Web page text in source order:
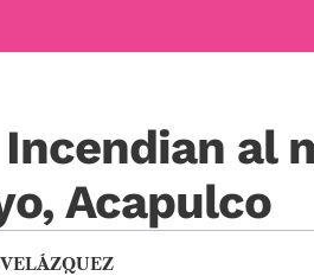
Incendian al
Acapulco